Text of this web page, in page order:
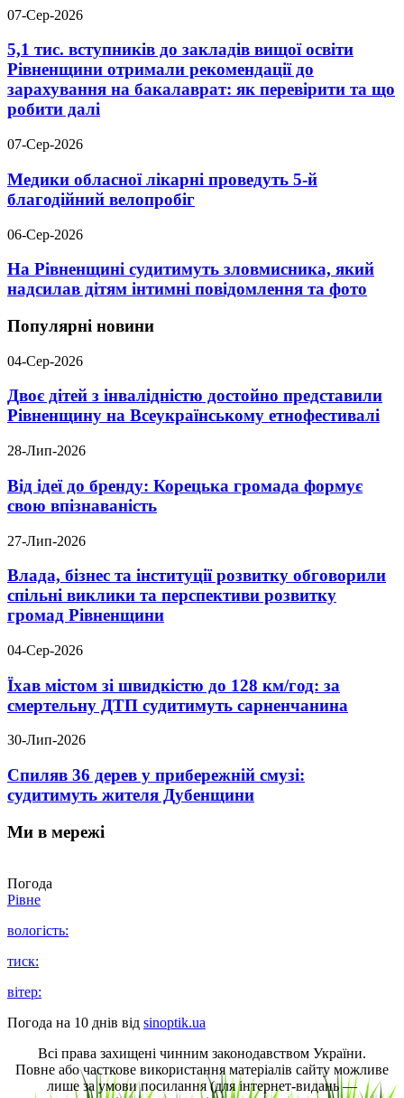
07-Сер-2026
5,1 тис. вступників до закладів вищої освіти
Рівненщини отримали рекомендації до
зарахування на бакалаврат: як перевірити та що
робити далі
07-Сер-2026
Медики обласної лікарні проведуть 5-й
благодійний велопробіг
06-Сер-2026
На Рівненщині судитимуть зловмисника, який
надсилав дітям інтимні повідомлення та фото
Популярні новини
04-Сер-2026
Двоє дітей з інвалідністю достойно представили
Рівненщину на Всеукраїнському етнофестивалі
28-Лип-2026
Від ідеї до бренду: Корецька громада формує
свою впізнаваність
27-Лип-2026
Влада, бізнес та інституції розвитку обговорили
спільні виклики та перспективи розвитку
громад Рівненщини
04-Сер-2026
Їхав містом зі швидкістю до 128 км/год: за
смертельну ДТП судитимуть сарненчанина
30-Лип-2026
Спиляв 36 дерев у прибережній смузі:
судитимуть жителя Дубенщини
Ми в мережі
Погода
Рівне
вологість:
тиск:
вітер:
Погода на 10 днів від sinoptik.ua
Всі права захищені чинним законодавством України.
Повне або часткове використання матеріалів сайту можливе
лише за умови посилання (для інтернет-видань —